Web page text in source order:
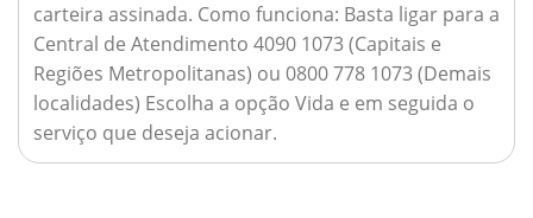
carteira assinada. Como funciona: Basta ligar para a
Central de Atendimento 4090 1073 (Capitais e
Regiões Metropolitanas) ou 0800 778 1073 (Demais
localidades) Escolha a opção Vida e em seguida o
serviço que deseja acionar.